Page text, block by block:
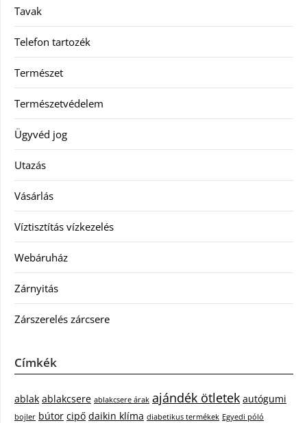
Tavak
Telefon tartozék
Természet
Természetvédelem
Ügyvéd jog
Utazás
Vásárlás
Víztisztítás vízkezelés
Webáruház
Zárnyitás
Zárszerelés zárcsere
Címkék
ablak ablakcsere ablakcsere árak ajándék ötletek autógumi
bojler bútor cipő daikin klíma diabetikus termékek Egyedi póló